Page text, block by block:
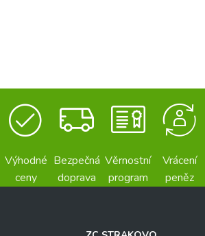
Výhodné
ceny
Bezpečná
doprava
Věrnostní
program
Vrácení
peněz